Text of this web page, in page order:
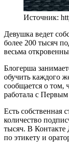
Источник:
Девушка ведет
более 200 тысяч
весьма
Блогерша
обучить каждого
сообщается о том,
работала с
Есть собственная
количество
тысяч. В Контакте
по этикету и